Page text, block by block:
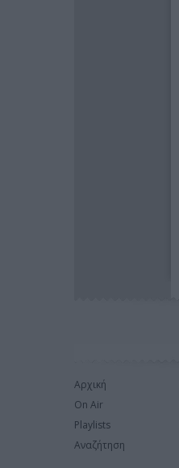
Αρχική
On Air
Playlists
Αναζήτηση